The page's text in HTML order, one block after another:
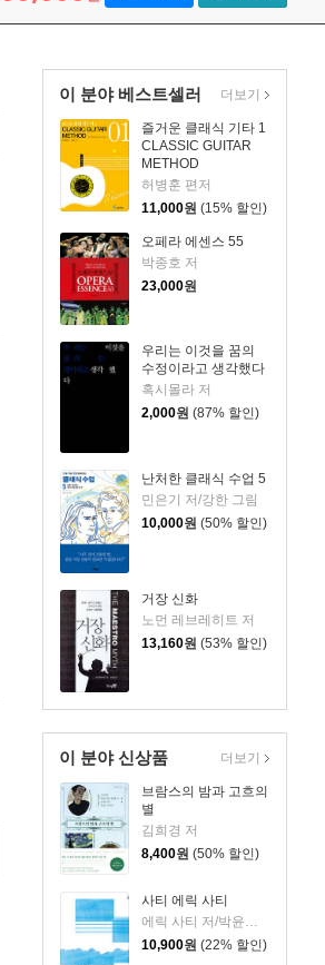
이 분야 베스트셀러
즐거운 클래식 기타 1
CLASSIC GUITAR
METHOD
허병훈 편저
11,000원 (15% 할인)
오페라 에센스 55
박종호 저
23,000원
우리는 이것을 꿈의
수정이라고 생각했다
혹시몰라 저
2,000원 (87% 할인)
난처한 클래식 수업 5
민은기 저/강한 그림
10,000원 (50% 할인)
거장 신화
노먼 레브레히트 저
13,160원 (53% 할인)
더보기
이 분야 신상품
브람스의 밤과 고흐의
별
김희경 저
8,400원 (50% 할인)
사티 에릭 사티
에릭 사티 저/박윤신 역
10,900원 (22% 할인)
더보기